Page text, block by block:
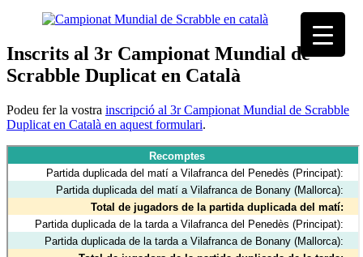
Inscrits al 3r Campionat Mundial de
Scrabble Duplicat en Català
Podeu fer la vostra inscripció al 3r Campionat Mundial de Scrabble
Duplicat en Català en aquest formulari.